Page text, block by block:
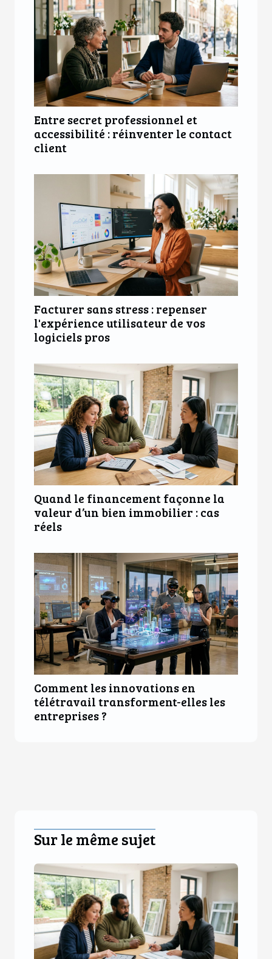
Entre secret professionnel et
accessibilité : réinventer le contact
client
Facturer sans stress : repenser
l'expérience utilisateur de vos
logiciels pros
Quand le financement façonne la
valeur d’un bien immobilier : cas
réels
Comment les innovations en
télétravail transforment-elles les
entreprises ?
Sur le même sujet